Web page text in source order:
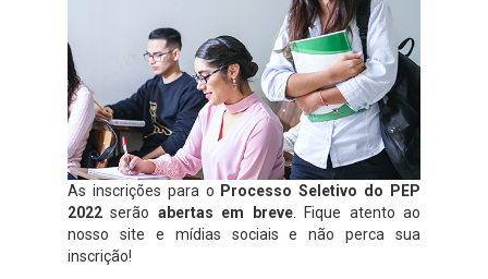
As inscrições para o Processo Seletivo do PEP
2022 serão abertas em breve. Fique atento ao
nosso site e mídias sociais e não perca sua
inscrição!